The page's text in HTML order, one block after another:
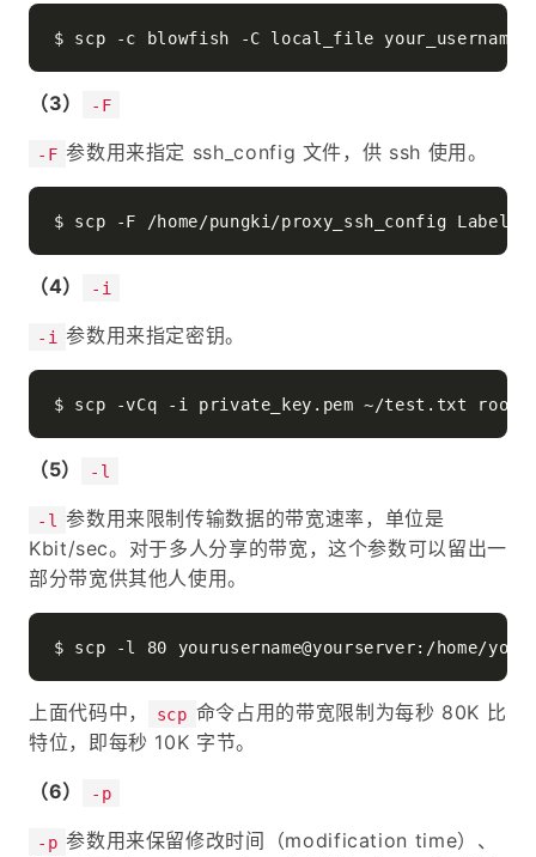
（3） -F
-F 参数用来指定 ssh_config 文件，供 ssh 使用。
（4） -i
-i 参数用来指定密钥。
（5） -l
-l
参数用来限制传输数据的带宽速率，单位是
Kbit/sec。对于多人分享的带宽，这个参数可以留出一
部分带宽供其他人使用。
上面代码中， scp 命令占用的带宽限制为每秒 80K 比
特位，即每秒 10K 字节。
（6） -p
-p 参数用来保留修改时间（modification time）、